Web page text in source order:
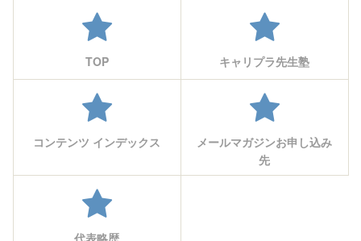
TOP キャリプラ先生塾
コンテンツ インデックス
メールマガジンお申し込み
先